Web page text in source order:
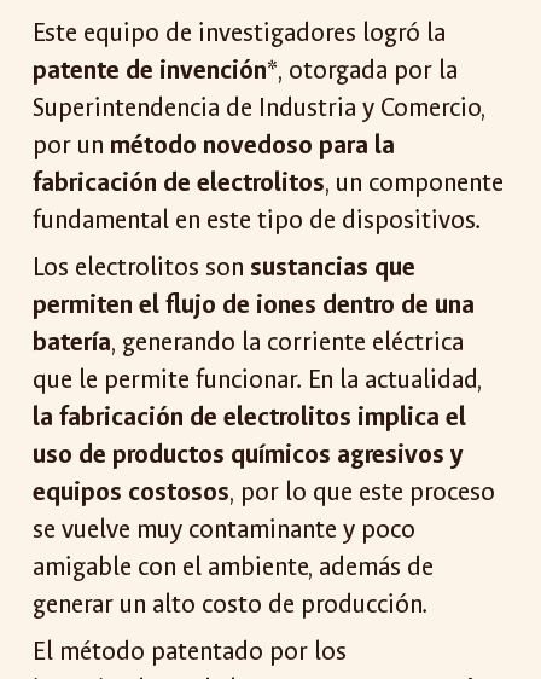
Este equipo de investigadores logró la
patente de invención*, otorgada por la
Superintendencia de Industria y Comercio,
por un método novedoso para la
fabricación de electrolitos, un componente
fundamental en este tipo de dispositivos.
Los electrolitos son sustancias que
permiten el flujo de iones dentro de una
batería, generando la corriente eléctrica
que le permite funcionar. En la actualidad,
la fabricación de electrolitos implica el
uso de productos químicos agresivos y
equipos costosos, por lo que este proceso
se vuelve muy contaminante y poco
amigable con el ambiente, además de
generar un alto costo de producción.
El método patentado por los